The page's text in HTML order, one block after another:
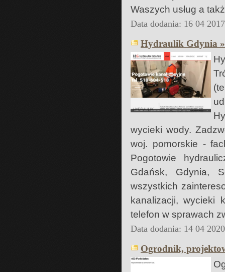
Waszych usług a
Data dodania: 16 04
Hydraulik Gdynia »
wycieki wody.
woj. pomorskie -
Pogotowie
Gdańsk, Gdynia,
wszystkich
kanalizacji, wycieki
telefon w sprawach
Data dodania: 14 04
Ogrodnik,